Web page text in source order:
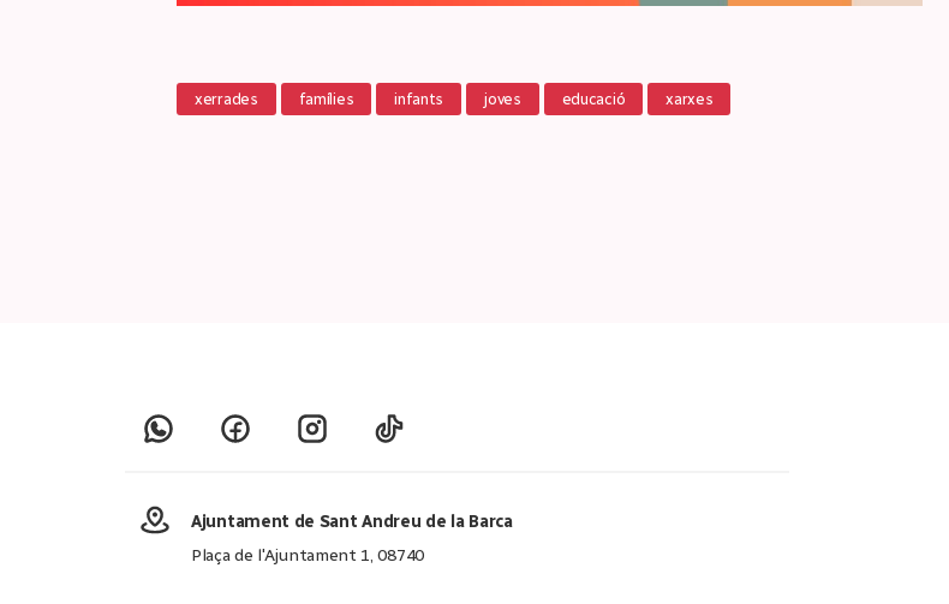
xerrades famílies infants joves educació xarxes
Ajuntament de Sant Andreu de la Barca
Plaça de l'Ajuntament 1, 08740